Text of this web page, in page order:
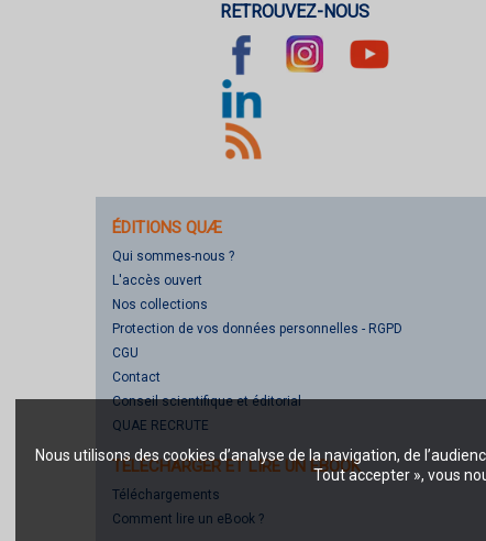
Nous utilisons des cookies d’analyse de la navigation, de
Tout accepter », vous
RETROUVEZ-NOUS
ÉDITIONS QUÆ
Qui sommes-nous ?
L'accès ouvert
Nos collections
Protection de vos données personnelles - RGPD
CGU
Contact
Conseil scientifique et éditorial
QUAE RECRUTE
TÉLÉCHARGER ET LIRE UN EBOOK
Téléchargements
Comment lire un eBook ?